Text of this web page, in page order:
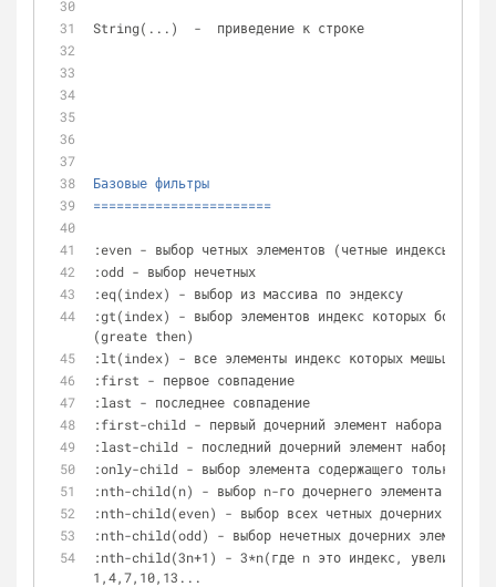
String(...)  -  приведение к строке
Базовые фильтры
=======================
:even - выбор четных элементов (четные индексы,
:odd - выбор нечетных
:eq(index) - выбор из массива по эндексу
:gt(index) - выбор элементов индекс которых больше
(greate then)
:lt(index) - все элементы индекс которых мешьше
:first - первое совпадение
:last - последнее совпадение
:first-child - первый дочерний элемент набора
:last-child - последний дочерний элемент набора
:only-child - выбор элемента содержащего только один
:nth-child(n) - выбор n-го дочернего элемента
:nth-child(even) - выбор всех четных дочерних
:nth-child(odd) - выбор нечетных дочерних элементов
:nth-child(3n+1) - 3*n(где n это индекс,
1,4,7,10,13...